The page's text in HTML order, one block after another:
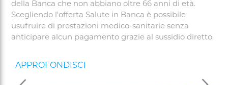
della Banca che non abbiano oltre 66 anni di età.
Scegliendo l'offerta Salute in Banca è possibile
usufruire di prestazioni medico-sanitarie senza
anticipare alcun pagamento grazie al sussidio diretto.